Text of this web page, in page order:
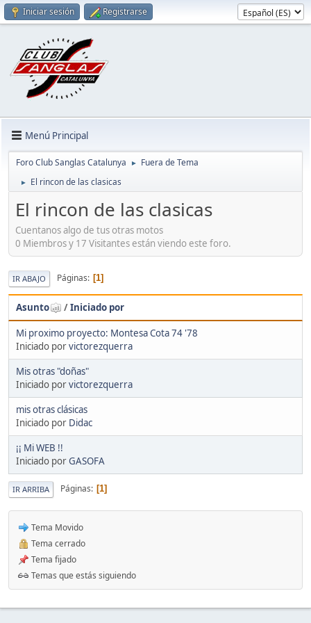
Iniciar sesión Registrarse
Menú Principal
Foro Club Sanglas Catalunya ► Fuera de Tema
► El rincon de las clasicas
El rincon de las clasicas
Cuentanos algo de tus otras motos
0 Miembros y 17 Visitantes están viendo este foro.
IR ABAJO Páginas 1
Asunto /Iniciado por
Mi proximo proyecto: Montesa Cota 74 '78
Iniciado porvictorezquerra
Mis otras "doñas"
Iniciado porvictorezquerra
mis otras clásicas
Iniciado por Didac
¡¡ Mi WEB !!
Iniciado porGASOFA
IR ARRIBA Páginas 1
Tema Movido
Tema cerrado
Tema fijado
Temas que estás siguiendo